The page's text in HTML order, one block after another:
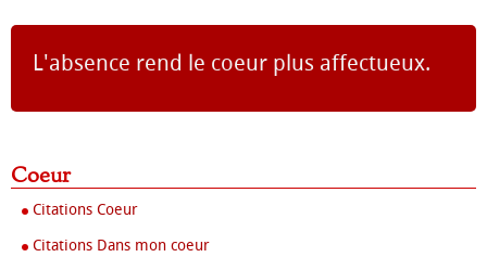
L'absence rend le coeur plus affectueux.
Coeur
Citations Coeur
Citations Dans mon coeur